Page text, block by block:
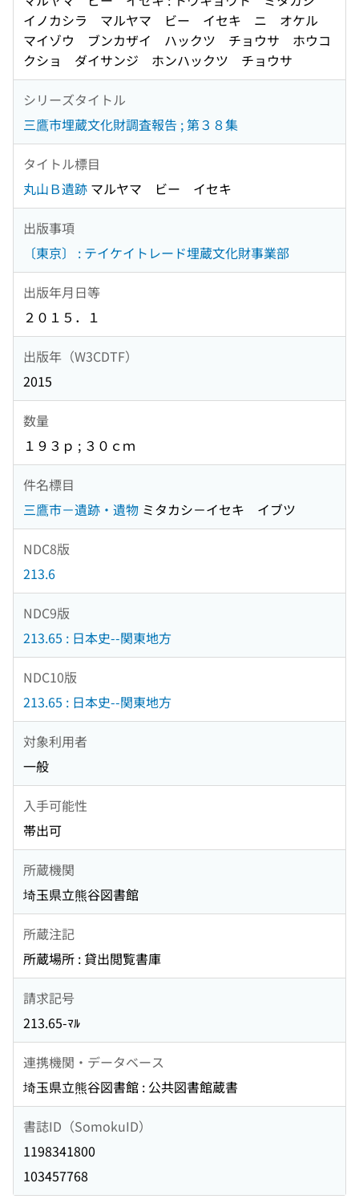
イノカシラ マルヤマ ビー イセキ ニ オケル
マイゾウ ブンカザイ ハックツ チョウサ ホウコ
クショ ダイサンジ ホンハックツ チョウサ
シリーズタイトル
三鷹市埋蔵文化財調査報告 ; 第３８集
タイトル標目
丸山Ｂ遺跡 マルヤマ ビー イセキ
出版事項
〔東京〕 : テイケイトレード埋蔵文化財事業部
出版年月日等
２０１５．１
出版年（W3CDTF）
2015
数量
１９３ｐ ; ３０ｃｍ
件名標目
三鷹市－遺跡・遺物 ミタカシ－イセキ イブツ
NDC8版
213.6
NDC9版
213.65 : 日本史--関東地方
NDC10版
213.65 : 日本史--関東地方
対象利用者
一般
入手可能性
帯出可
所蔵機関
埼玉県立熊谷図書館
所蔵注記
所蔵場所 : 貸出閲覧書庫
請求記号
213.65-ﾏﾙ
連携機関・データベース
埼玉県立熊谷図書館 : 公共図書館蔵書
書誌ID（SomokuID）
1198341800
103457768